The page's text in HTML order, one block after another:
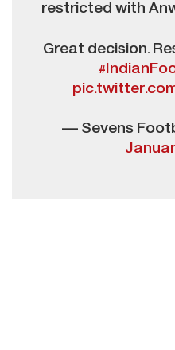
restricted with
Great decision.
— Sevens